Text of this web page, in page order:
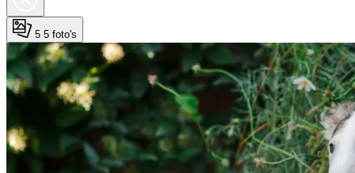
5 5 foto's